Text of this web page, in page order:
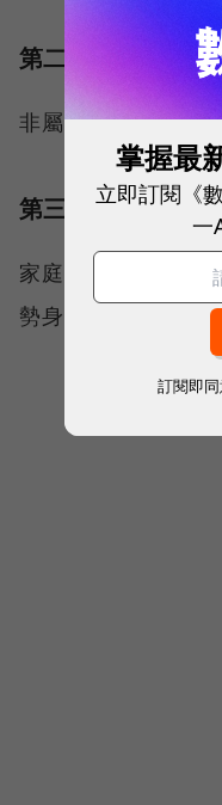
第二級：
非屬第一級及第三
第三級：
家庭成員1人且未
勢身分者
掌握最
立即訂閱《
一
訂閱即